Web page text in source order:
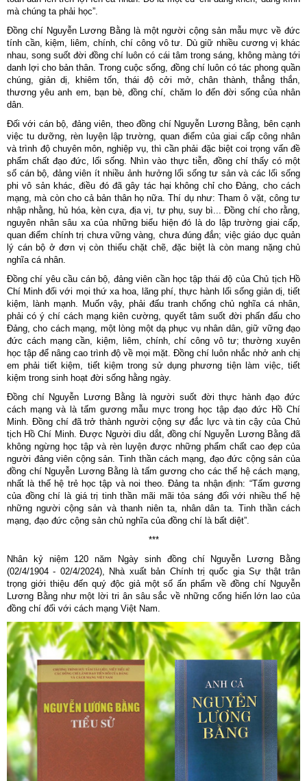
mà chúng ta phải học”.
Đồng chí Nguyễn Lương Bằng là một người cộng sản mẫu mực về đức
tính cần, kiệm, liêm, chính, chí công vô tư. Dù giữ nhiều cương vị khác
nhau, song suốt đời đồng chí luôn có cái tâm trong sáng, không màng tới
danh lợi cho bản thân. Trong cuộc sống, đồng chí luôn có tác phong quần
chúng, giản dị, khiêm tốn, thái độ cởi mở, chân thành, thẳng thắn,
thương yêu anh em, bạn bè, đồng chí, chăm lo đến đời sống của nhân
dân.
Đối với cán bộ, đảng viên, theo đồng chí Nguyễn Lương Bằng, bên cạnh
việc tu dưỡng, rèn luyện lập trường, quan điểm của giai cấp công nhân
và trình độ chuyên môn, nghiệp vụ, thì cần phải đặc biệt coi trọng vấn đề
phẩm chất đạo đức, lối sống. Nhìn vào thực tiễn, đồng chí thấy có một
số cán bộ, đảng viên ít nhiều ảnh hưởng lối sống tư sản và các lối sống
phi vô sản khác, điều đó đã gây tác hại không chỉ cho Đảng, cho cách
mạng, mà còn cho cả bản thân họ nữa. Thí dụ như: Tham ô vặt, công tư
nhập nhằng, hủ hóa, kèn cựa, địa vị, tự phụ, suy bì... Đồng chí cho rằng,
nguyên nhân sâu xa của những biểu hiện đó là do lập trường giai cấp,
quan điểm chính trị chưa vững vàng, chưa đúng đắn; việc giáo dục quản
lý cán bộ ở đơn vị còn thiếu chặt chẽ, đặc biệt là còn mang nặng chủ
nghĩa cá nhân.
Đồng chí yêu cầu cán bộ, đảng viên cần học tập thái độ của Chủ tịch Hồ
Chí Minh đối với mọi thứ xa hoa, lãng phí, thực hành lối sống giản dị, tiết
kiệm, lành mạnh. Muốn vậy, phải đấu tranh chống chủ nghĩa cá nhân,
phải có ý chí cách mạng kiên cường, quyết tâm suốt đời phấn đấu cho
Đảng, cho cách mạng, một lòng một dạ phục vụ nhân dân, giữ vững đạo
đức cách mạng cần, kiệm, liêm, chính, chí công vô tư; thường xuyên
học tập để nâng cao trình độ về mọi mặt. Đồng chí luôn nhắc nhở anh chị
em phải tiết kiệm, tiết kiệm trong sử dụng phương tiện làm việc, tiết
kiệm trong sinh hoạt đời sống hằng ngày.
Đồng chí Nguyễn Lương Bằng là người suốt đời thực hành đạo đức
cách mạng và là tấm gương mẫu mực trong học tập đạo đức Hồ Chí
Minh. Đồng chí đã trở thành người cộng sự đắc lực và tin cậy của Chủ
tịch Hồ Chí Minh. Được Người dìu dắt, đồng chí Nguyễn Lương Bằng đã
không ngừng học tập và rèn luyện được những phẩm chất cao đẹp của
người đảng viên cộng sản. Tinh thần cách mạng, đạo đức cộng sản của
đồng chí Nguyễn Lương Bằng là tấm gương cho các thế hệ cách mạng,
nhất là thế hệ trẻ học tập và noi theo. Đảng ta nhận định: “Tấm gương
của đồng chí là giá trị tinh thần mãi mãi tỏa sáng đối với nhiều thế hệ
những người cộng sản và thanh niên ta, nhân dân ta. Tinh thần cách
mạng, đạo đức cộng sản chủ nghĩa của đồng chí là bất diệt”.
***
Nhân kỷ niệm 120 năm Ngày sinh đồng chí Nguyễn Lương Bằng
(02/4/1904 - 02/4/2024), Nhà xuất bản Chính trị quốc gia Sự thật trân
trọng giới thiệu đến quý độc giả một số ấn phẩm về đồng chí Nguyễn
Lương Bằng như một lời tri ân sâu sắc về những cống hiến lớn lao của
đồng chí đối với cách mạng Việt Nam.